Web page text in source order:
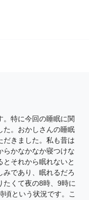
。特に今回の睡眠に関
た。おかしさんの睡眠
だきました。私も昔は
らかなかなか寝つけな
それから眠れないと
みであり、眠れるだろ
たくて夜の8時、9時に
頃という状況です。こ